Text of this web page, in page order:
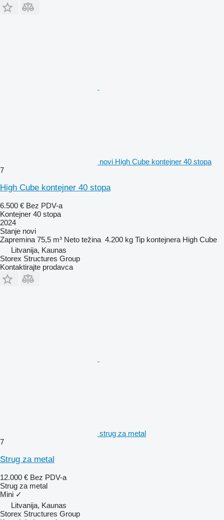
novi High Cube kontejner 40 stopa
7
High Cube kontejner 40 stopa
6.500 € Bez PDV-a
Kontejner 40 stopa
2024
Stanje novi
Zapremina 75,5 m³ Neto težina 4.200 kg Tip kontejnera High Cube
Litvanija, Kaunas
Storex Structures Group
Kontaktirajte prodavca
strug za metal
7
Strug za metal
12.000 € Bez PDV-a
Strug za metal
Mini ✓
Litvanija, Kaunas
Storex Structures Group